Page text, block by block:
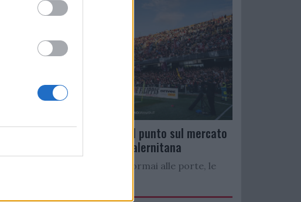
Serie C Girone C: il punto sul mercato
delle rivali della Salernitana
Con il campionato ormai alle porte, le